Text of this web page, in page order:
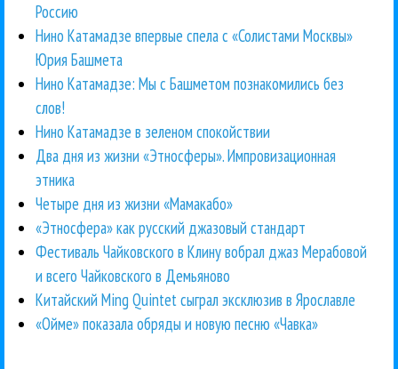
Россию
Нино Катамадзе впервые спела с «Солистами Москвы»
Юрия Башмета
Нино Катамадзе: Мы с Башметом познакомились без
слов!
Нино Катамадзе в зеленом спокойствии
Два дня из жизни «Этносферы». Импровизационная
этника
Четыре дня из жизни «Мамакабо»
«Этносфера» как русский джазовый стандарт
Фестиваль Чайковского в Клину вобрал джаз Мерабовой
и всего Чайковского в Демьяново
Китайский Ming Quintet сыграл эксклюзив в Ярославле
«Ойме» показала обряды и новую песню «Чавка»